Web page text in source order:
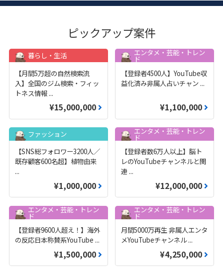
ピックアップ案件
暮らし・生活
【月間5万超の自然検索流
入】全国のジム検索・フィッ
トネス情報 ...
¥15,000,000
エンタメ・芸能・トレン
ド
【登録者4500人】YouTube収
益化済み非属人占いチャン ...
¥1,100,000
ファッション
【SNS総フォロワー3200人／
既存顧客600名超】植物由来
...
¥1,000,000
エンタメ・芸能・トレン
ド
【登録者数6万人以上】脳ト
レのYouTubeチャンネルと関
連 ...
¥12,000,000
エンタメ・芸能・トレン
ド
【登録者9600人超え！】海外
の反応日本称賛系YouTube ...
¥1,500,000
エンタメ・芸能・トレン
ド
月間5000万再生 非属人エンタ
メYouTubeチャンネル...
¥4,250,000